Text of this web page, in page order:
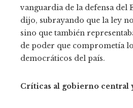
vanguardia de la defensa del
dijo, subrayando que la ley
sino que también
de poder que comprometía
democráticos del país.
Críticas al gobierno central